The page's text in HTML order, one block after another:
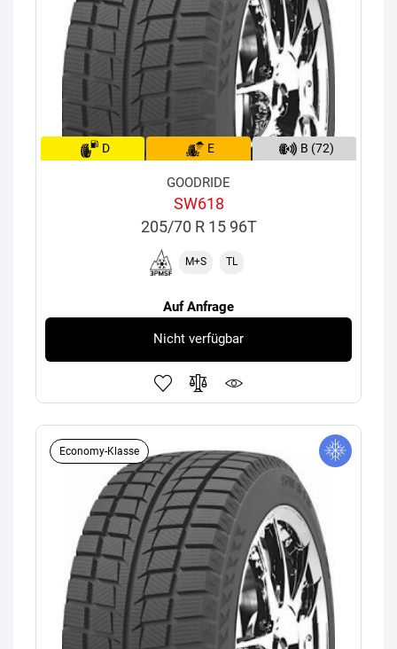
D E B (72)
GOODRIDE
SW618
205/70 R 15 96T
M+S TL
Auf Anfrage
Nicht verfügbar
Economy-Klasse